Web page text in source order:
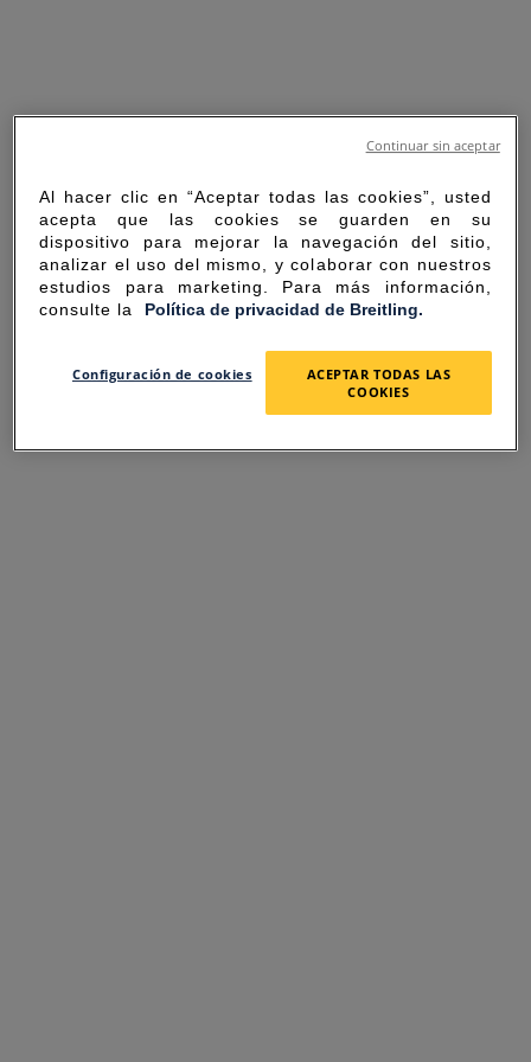
SORRY FOR THE
INCONVENIENCE
Al hacer clic en “Aceptar todas las cookies”, usted
acepta que las cookies se guarden en su
dispositivo para mejorar la navegación del sitio,
analizar el uso del mismo, y colaborar con nuestros
estudios para marketing. Para más información,
consulte la Política de privacidad de Breitling.
Configuración de cookies
ACEPTAR TODAS LAS
COOKIES
Continuar sin aceptar